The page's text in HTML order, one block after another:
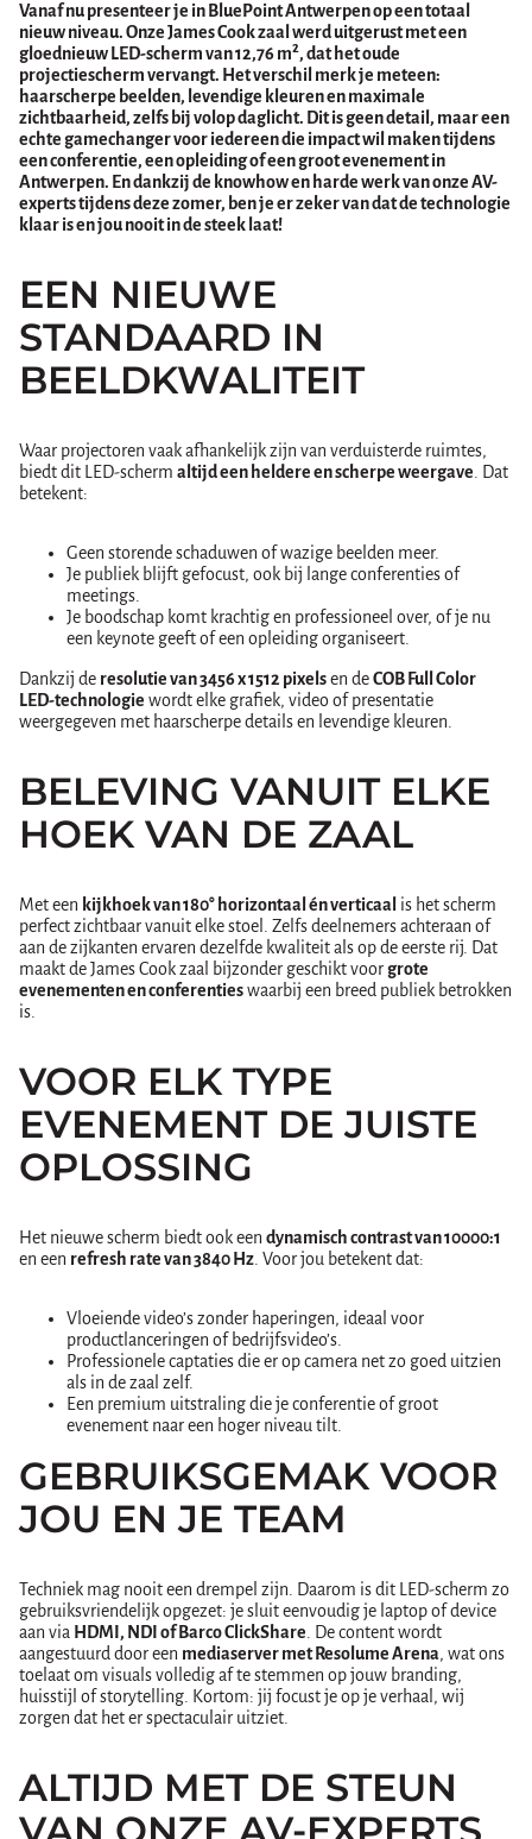
Vanaf nu presenteer je in BluePoint Antwerpen op een totaal
nieuw niveau. Onze James Cook zaal werd uitgerust met een
gloednieuw LED-scherm van 12,76 m², dat het oude
projectiescherm vervangt. Het verschil merk je meteen:
haarscherpe beelden, levendige kleuren en maximale
zichtbaarheid, zelfs bij volop daglicht. Dit is geen detail, maar een
echte gamechanger voor iedereen die impact wil maken tijdens
een conferentie, een opleiding of een groot evenement in
Antwerpen. En dankzij de knowhow en harde werk van onze AV-
experts tijdens deze zomer, ben je er zeker van dat de technologie
klaar is en jou nooit in de steek laat!
EEN NIEUWE
STANDAARD IN
BEELDKWALITEIT
Waar projectoren vaak afhankelijk zijn van verduisterde ruimtes,
biedt dit LED-scherm altijd een heldere en scherpe weergave. Dat
betekent:
Geen storende schaduwen of wazige beelden meer.
Je publiek blijft gefocust, ook bij lange conferenties of
meetings.
Je boodschap komt krachtig en professioneel over, of je nu
een keynote geeft of een opleiding organiseert.
Dankzij de resolutie van 3456 x 1512 pixelsen deCOB Full Color
LED-technologie wordt elke grafiek, video of presentatie
weergegeven met haarscherpe details en levendige kleuren.
BELEVING VANUIT ELKE
HOEK VAN DE ZAAL
Met een kijkhoek van 180° horizontaal én verticaal is het scherm
perfect zichtbaar vanuit elke stoel. Zelfs deelnemers achteraan of
aan de zijkanten ervaren dezelfde kwaliteit als op de eerste rij. Dat
maakt de James Cook zaal bijzonder geschikt voorgrote
evenementen en conferentieswaarbij een breed publiek betrokken
is.
VOOR ELK TYPE
EVENEMENT DE JUISTE
OPLOSSING
Het nieuwe scherm biedt ook een dynamisch contrast van 10000:1
en een refresh rate van 3840 Hz. Voor jou betekent dat:
Vloeiende video’s zonder haperingen, ideaal voor
productlanceringen of bedrijfsvideo’s.
Professionele captaties die er op camera net zo goed uitzien
als in de zaal zelf.
Een premium uitstraling die je conferentie of groot
evenement naar een hoger niveau tilt.
GEBRUIKSGEMAK VOOR
JOU EN JE TEAM
Techniek mag nooit een drempel zijn. Daarom is dit LED-scherm zo
gebruiksvriendelijk opgezet: je sluit eenvoudig je laptop of device
aan via HDMI, NDI of Barco ClickShare. De content wordt
aangestuurd door een mediaserver met Resolume Arena, wat ons
toelaat om visuals volledig af te stemmen op jouw branding,
huisstijl of storytelling. Kortom: jij focust je op je verhaal, wij
zorgen dat het er spectaculair uitziet.
ALTIJD MET DE STEUN